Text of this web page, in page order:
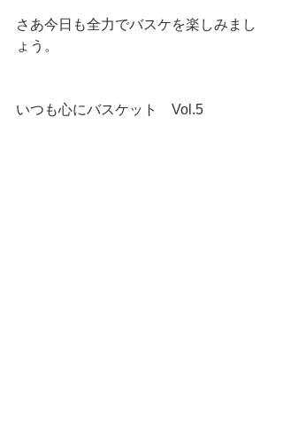
さあ今日も全力でバスケを楽しみまし
ょう。
いつも心にバスケット　Vol.5